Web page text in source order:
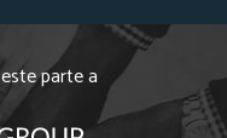
este parte a